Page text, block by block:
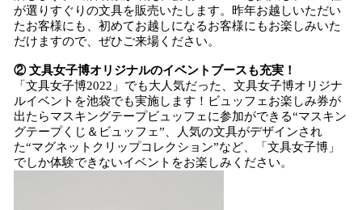
が選りすぐりの文具を販売いたします。昨年お越しいただい
たお客様にも、初めてお越しになるお客様にもお楽しみいた
だけますので、ぜひご来場ください。
② 文具女子博オリジナルのイベントブースも充実！
「文具女子博2022」でも大人気だった、文具女子博オリジナ
ルイベントを池袋でも実施します！ビュッフェお楽しみ券が
出たらマスキングテープビュッフェに参加ができる“マスキン
グテープくじ＆ビュッフェ”、人気の文具がデザインされ
た“マグネットクリップコレクション”など、「文具女子博」
でしか体験できないイベントをお楽しみください。